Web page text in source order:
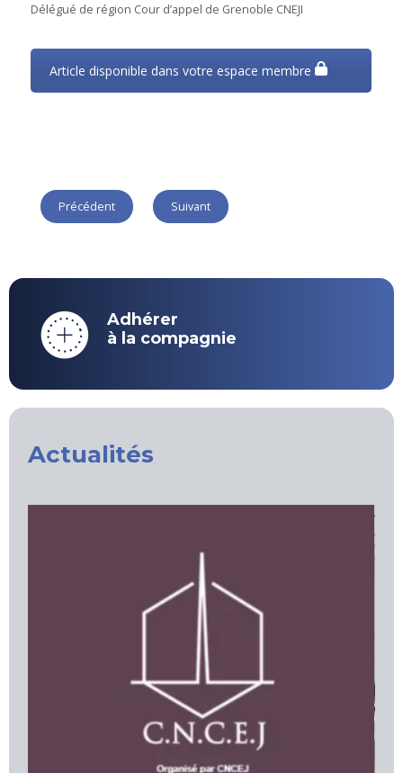
Délégué de région Cour d’appel de Grenoble CNEJI
Article disponible dans votre espace membre
Précédent Suivant
Adhérer
à la compagnie
Actualités